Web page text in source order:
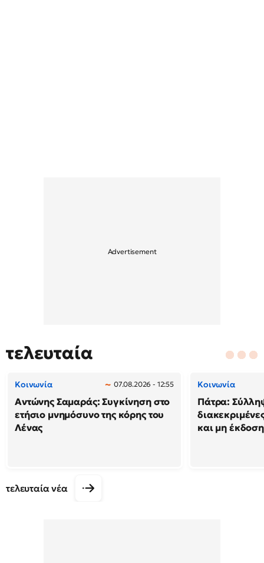
τελευταία
Κοινωνία 07.08.2026 - 12:55
Αντώνης Σαμαράς: Συγκίνηση στο
ετήσιο μνημόσυνο της κόρης του
Λένας
Κοινωνία
Πάτρα:
και μη
τελευταία νέα